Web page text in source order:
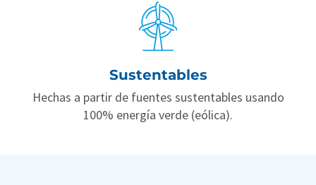
Sustentables
Hechas a partir de fuentes sustentables usando
100% energía verde (eólica).